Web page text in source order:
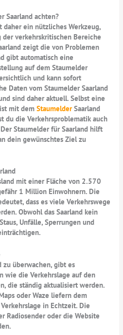
Saarland achten?
daher ein nützliches Werkzeug,
verkehrskritischen Bereiche
zeigt die von Problemen
gibt automatisch eine
auf dem Staumelder
und kann sofort
Daten vom Staumelder Saarland
sind daher aktuell. Selbst eine
ist mit demStaumelderSaarland
du die Verkehrsproblematik auch
Staumelder für Saarland hilft
dein gewünschtes Ziel zu
mit einer Fläche von 2.570
1 Million Einwohnern. Die
dass es viele Verkehrswege
Obwohl das Saarland kein
Unfälle, Sperrungen und
zu überwachen, gibt es
wie die Verkehrslage auf den
die ständig aktualisiert werden.
oder Waze liefern dem
in Echtzeit. Die
Radiosender oder die Website